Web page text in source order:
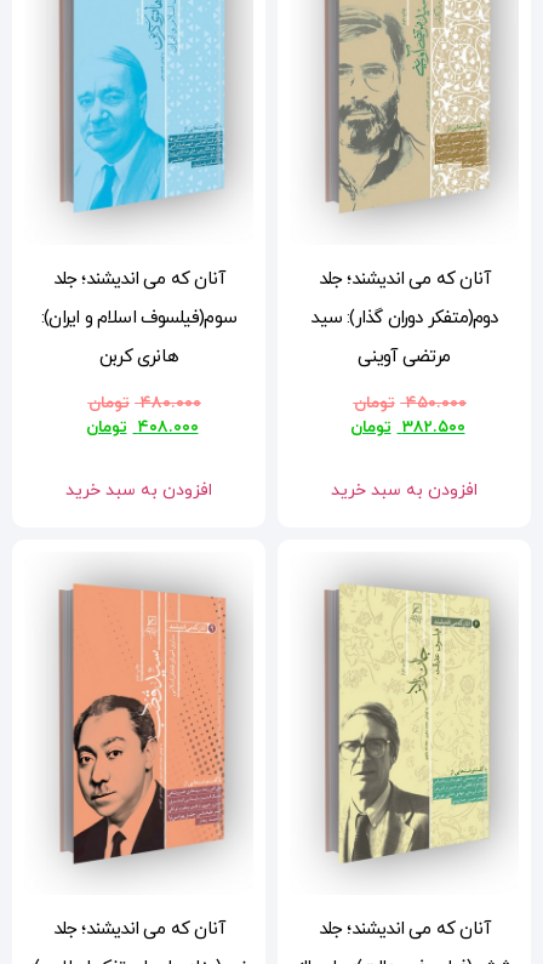
آنان که می اندیشند؛ جلد
سوم(فیلسوف اسلام و ایران):
هانری کربن
۴۸۰.۰۰۰ تومان
۴۰۸.۰۰۰ تومان
افزودن به سبد خرید
آنان که می اندیشند؛ جلد